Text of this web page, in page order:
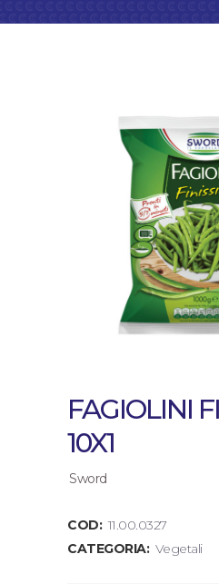
FAGIOLINI
10X1
Sword
COD: 11.00.0327
CATEGORIA: Vegetali